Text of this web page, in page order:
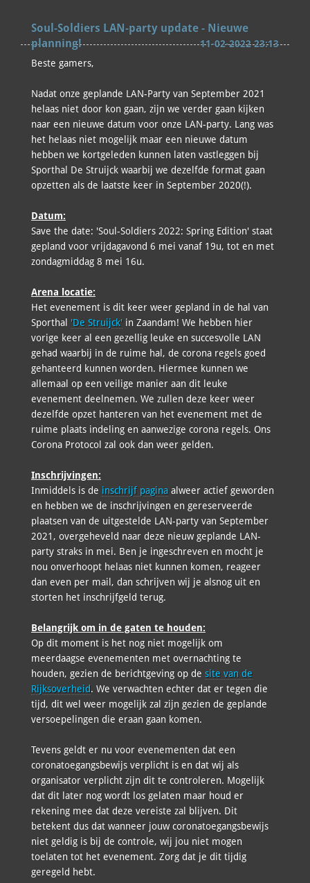
Soul-Soldiers LAN-party update - Nieuwe
planning!
11-02-2022 23:13
Beste gamers,
Nadat onze geplande LAN-Party van September 2021
helaas niet door kon gaan, zijn we verder gaan kijken
naar een nieuwe datum voor onze LAN-party. Lang was
het helaas niet mogelijk maar een nieuwe datum
hebben we kortgeleden kunnen laten vastleggen bij
Sporthal De Struijck waarbij we dezelfde format gaan
opzetten als de laatste keer in September 2020(!).
Datum:
Save the date: 'Soul-Soldiers 2022: Spring Edition' staat
gepland voor vrijdagavond 6 mei vanaf 19u, tot en met
zondagmiddag 8 mei 16u.
Arena locatie:
Het evenement is dit keer weer gepland in de hal van
Sporthal 'De Struijck' in Zaandam! We hebben hier
vorige keer al een gezellig leuke en succesvolle LAN
gehad waarbij in de ruime hal, de corona regels goed
gehanteerd kunnen worden. Hiermee kunnen we
allemaal op een veilige manier aan dit leuke
evenement deelnemen. We zullen deze keer weer
dezelfde opzet hanteren van het evenement met de
ruime plaats indeling en aanwezige corona regels. Ons
Corona Protocol zal ook dan weer gelden.
Inschrijvingen:
Inmiddels is de inschrijf pagina alweer actief geworden
en hebben we de inschrijvingen en gereserveerde
plaatsen van de uitgestelde LAN-party van September
2021, overgeheveld naar deze nieuw geplande LAN-
party straks in mei. Ben je ingeschreven en mocht je
nou onverhoopt helaas niet kunnen komen, reageer
dan even per mail, dan schrijven wij je alsnog uit en
storten het inschrijfgeld terug.
Belangrijk om in de gaten te houden:
Op dit moment is het nog niet mogelijk om
meerdaagse evenementen met overnachting te
houden, gezien de berichtgeving op de site van de
Rijksoverheid. We verwachten echter dat er tegen die
tijd, dit wel weer mogelijk zal zijn gezien de geplande
versoepelingen die eraan gaan komen.
Tevens geldt er nu voor evenementen dat een
coronatoegangsbewijs verplicht is en dat wij als
organisator verplicht zijn dit te controleren. Mogelijk
dat dit later nog wordt los gelaten maar houd er
rekening mee dat deze vereiste zal blijven. Dit
betekent dus dat wanneer jouw coronatoegangsbewijs
niet geldig is bij de controle, wij jou niet mogen
toelaten tot het evenement. Zorg dat je dit tijdig
geregeld hebt.